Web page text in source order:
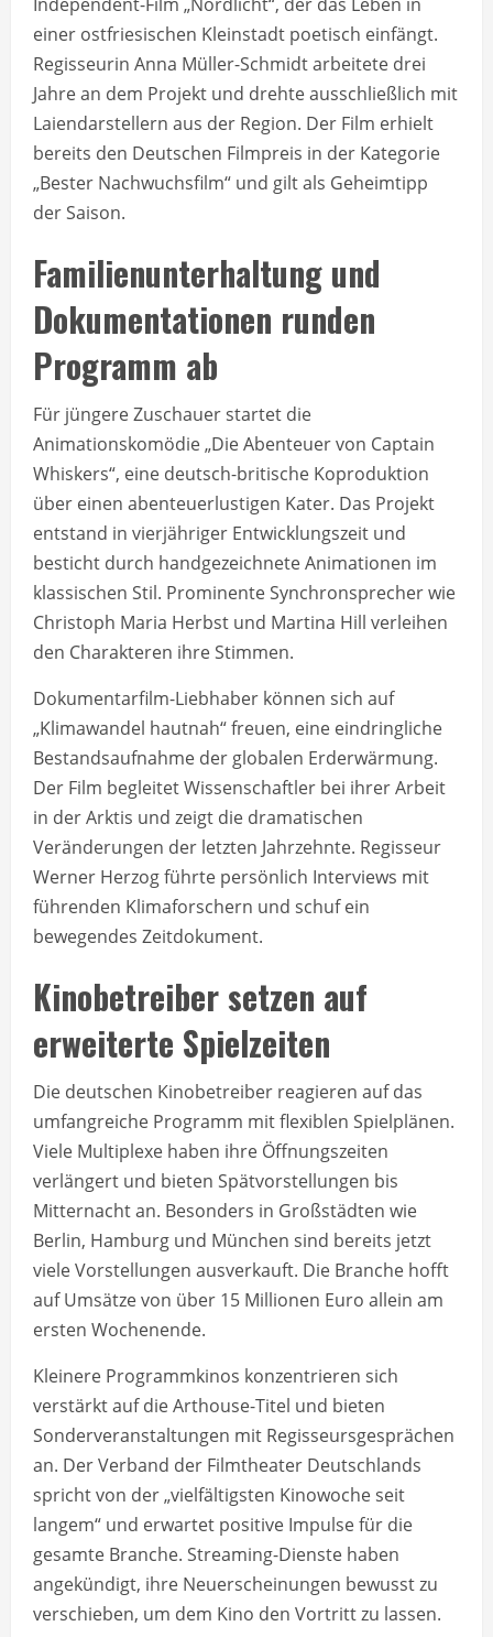
einer ostfriesischen Kleinstadt poetisch einfängt.
Regisseurin Anna Müller-Schmidt arbeitete drei
Jahre an dem Projekt und drehte ausschließlich mit
Laiendarstellern aus der Region. Der Film erhielt
bereits den Deutschen Filmpreis in der Kategorie
„Bester Nachwuchsfilm“ und gilt als Geheimtipp
der Saison.
Familienunterhaltung und
Dokumentationen runden
Programm ab
Für jüngere Zuschauer startet die
Animationskomödie „Die Abenteuer von Captain
Whiskers“, eine deutsch-britische Koproduktion
über einen abenteuerlustigen Kater. Das Projekt
entstand in vierjähriger Entwicklungszeit und
besticht durch handgezeichnete Animationen im
klassischen Stil. Prominente Synchronsprecher wie
Christoph Maria Herbst und Martina Hill verleihen
den Charakteren ihre Stimmen.
Dokumentarfilm-Liebhaber können sich auf
„Klimawandel hautnah“ freuen, eine eindringliche
Bestandsaufnahme der globalen Erderwärmung.
Der Film begleitet Wissenschaftler bei ihrer Arbeit
in der Arktis und zeigt die dramatischen
Veränderungen der letzten Jahrzehnte. Regisseur
Werner Herzog führte persönlich Interviews mit
führenden Klimaforschern und schuf ein
bewegendes Zeitdokument.
Kinobetreiber setzen auf
erweiterte Spielzeiten
Die deutschen Kinobetreiber reagieren auf das
umfangreiche Programm mit flexiblen Spielplänen.
Viele Multiplexe haben ihre Öffnungszeiten
verlängert und bieten Spätvorstellungen bis
Mitternacht an. Besonders in Großstädten wie
Berlin, Hamburg und München sind bereits jetzt
viele Vorstellungen ausverkauft. Die Branche hofft
auf Umsätze von über 15 Millionen Euro allein am
ersten Wochenende.
Kleinere Programmkinos konzentrieren sich
verstärkt auf die Arthouse-Titel und bieten
Sonderveranstaltungen mit Regisseursgesprächen
an. Der Verband der Filmtheater Deutschlands
spricht von der „vielfältigsten Kinowoche seit
langem“ und erwartet positive Impulse für die
gesamte Branche. Streaming-Dienste haben
angekündigt, ihre Neuerscheinungen bewusst zu
verschieben, um dem Kino den Vortritt zu lassen.